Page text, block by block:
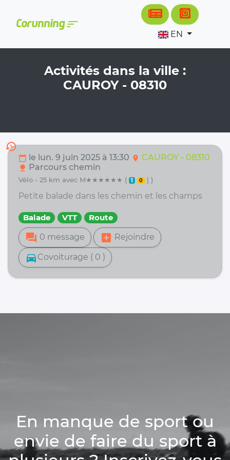
Corunningsort
EN
Activités dans la ville :
CAUROY - 08310
history
calendar_today le lun. 9 juin 2025 à 13:30 location_on CAUROY - 08310
nature Parcours chemin
vélo - 25 km avec M★★★★★★ ( 1 0 | )
Petite balade dans les chemin et les champs
Balade VTT Route
forum 0 message add_box Rejoindre
directions_car Covoiturage ( 0 )
En manque de sport ou
envie de faire du sport à